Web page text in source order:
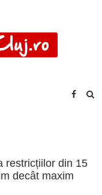
restricțiilor din 15
decât maxim